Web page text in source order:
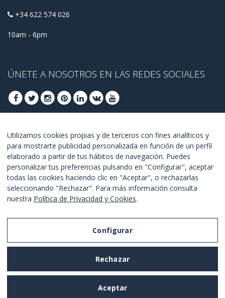
+34 622 574 026
10am - 6pm
ÚNETE A NOSOTROS EN LAS REDES SOCIALES
ÚNETE PARA OBTENER OFERTAS DE ÚLTIMO
MINUTO
UNETE
Estoy de acuerdo con los términos y condiciones
Utilizamos cookies propias y de terceros con fines analíticos y
para mostrarte publicidad personalizada en función de un perfil
elaborado a partir de tus hábitos de navegación. Puedes
personalizar tus preferencias pulsando en "Configurar", aceptar
todas las cookies haciendo clic en "Aceptar", o rechazarlas
seleccionando "Rechazar". Para más información consulta
nuestra Política de Privacidad y Cookies.
Configurar
Rechazar
Aceptar
Aviso Legal
Política de Privacidad y Cookies
Términos y Condiciones de Uso
Configurar